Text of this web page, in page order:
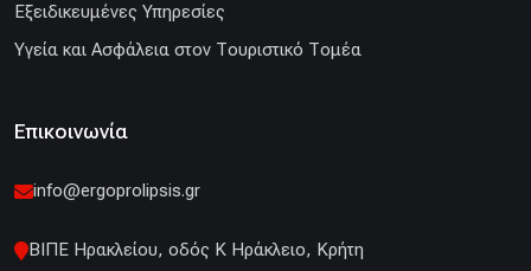
Εξειδικευμένες Υπηρεσίες
Υγεία και Ασφάλεια στον Τουριστικό Τομέα
Επικοινωνία
info@ergoprolipsis.gr
ΒΙΠΕ Ηρακλείου, οδός Κ Ηράκλειο, Κρήτη